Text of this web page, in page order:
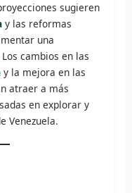
sugieren
y las reformas
una
cambios en las
y la mejora en las
atraer a más
en explorar y
Venezuela.